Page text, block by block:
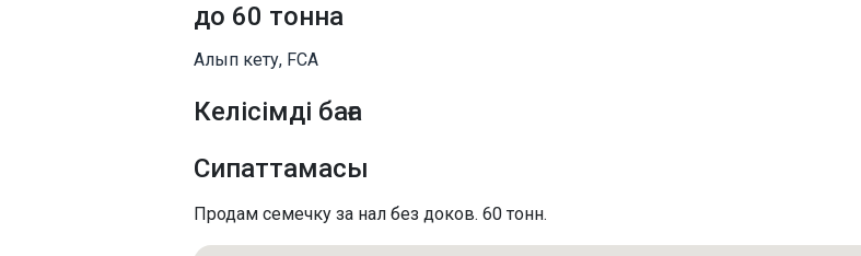
до 60 тонна
Алып кету, FCA
Келісімді баға
Сипаттамасы
Продам семечку за нал без доков. 60 тонн.